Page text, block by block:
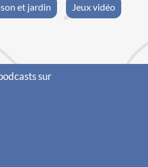
et jardin Jeux vidéo
sur